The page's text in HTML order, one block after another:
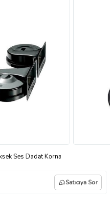
Ses Dadat Korna
Satıcıya Sor